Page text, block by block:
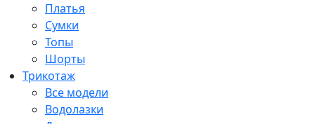
Платья
Сумки
Топы
Шорты
Трикотаж
Все модели
Водолазки